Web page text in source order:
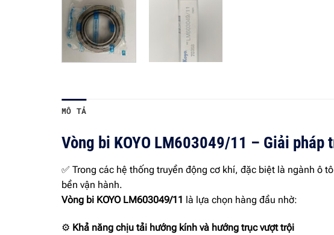
MÔ TẢ
Vòng bi KOYO LM603049/11 – Giải
✅ Trong các hệ thống truyền động cơ khí, đặc biệt là ngành ô
bền vận hành.
Vòng bi KOYO LM603049/11 là lựa chọn hàng đầu nhờ:
⚙ Khả năng chịu tải hướng kính và hướng trục vượt trội